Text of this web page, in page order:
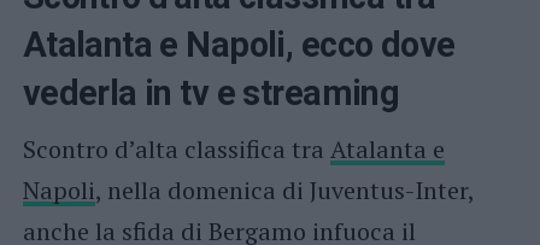
Atalanta e Napoli, ecco dove
vederla in tv e streaming
Scontro d’alta classifica tra Atalanta e
Napoli, nella domenica di Juventus-Inter,
anche la sfida di Bergamo infuoca il